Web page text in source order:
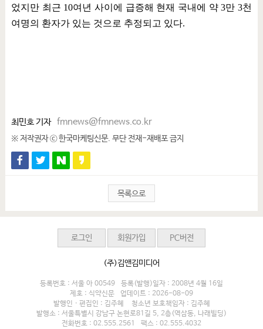
었지만 최근 10여년 사이에 급증해 현재 국내에 약3만3천
여명의 환자가 있는 것으로 추정되고 있다.
최민호 기자 fmnews@fmnews.co.kr
※ 저작권자 ⓒ 한국마케팅신문. 무단 전재-재배포 금지
목록으로
로그인 회원가입 PC버전
(주)김앤김미디어
등록번호 : 서울 아 00549
등록(발행)일자 : 2008년 4월 16일
제호 : 식약신문
업데이트 : 2026-08-09
발행인 · 편집인 : 김주혜
청소년 보호책임자 : 김주혜
발행소 : 서울특별시 강남구 논현로81길 5, 2층(역삼동, 나래빌딩)
전화번호 : 02.555.2561
팩스 : 02.555.4032